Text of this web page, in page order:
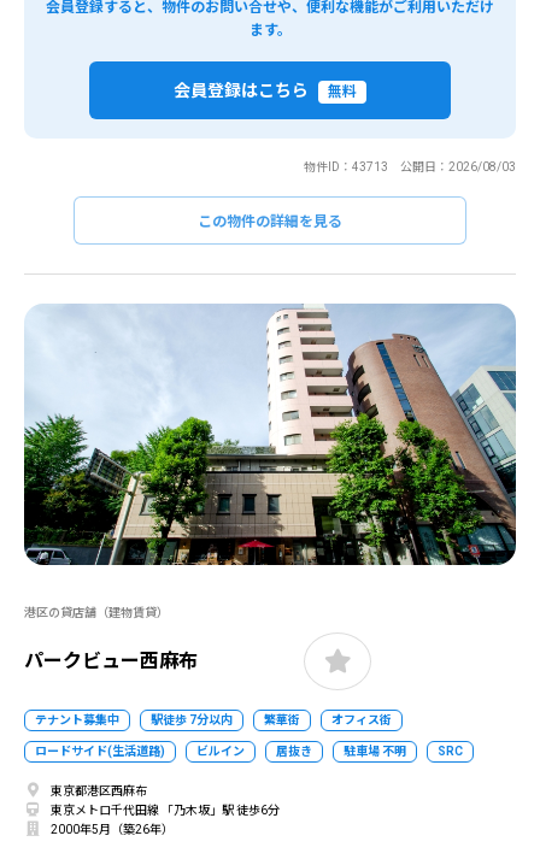
会員登録すると、物件のお問い合せや、便利な機能がご利用いただけ
ます。
会員登録はこちら 無料
物件ID：43713 公開日：2026/08/03
この物件の詳細を見る
港区の貸店舗（建物賃貸）
パークビュー西麻布
テナント募集中 駅徒歩 7分以内 繁華街 オフィス街
ロードサイド(生活道路) ビルイン 居抜き 駐車場 不明 SRC
東京都港区西麻布
東京メトロ千代田線 「乃木坂」駅 徒歩6分
2000年5月（築26年）